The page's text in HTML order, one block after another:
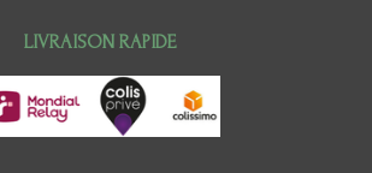
LIVRAISON RAPIDE